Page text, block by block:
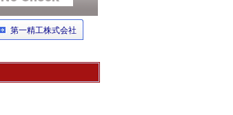
第一精工株式会社